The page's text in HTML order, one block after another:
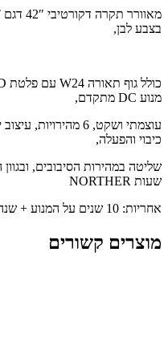
מאוורר תקרה דקורטיבי 42″ דגם
בצבע לבן,
כולל גוף תאורה W24 עם פלטת
מנוע DC מתקדם,
עוצמתי ושקט, 6
כיבוי והפעלה,
שעות NORTHER
אחריות: 10 שנים על המנוע + שנה על הגוף
מוצרים קשורים